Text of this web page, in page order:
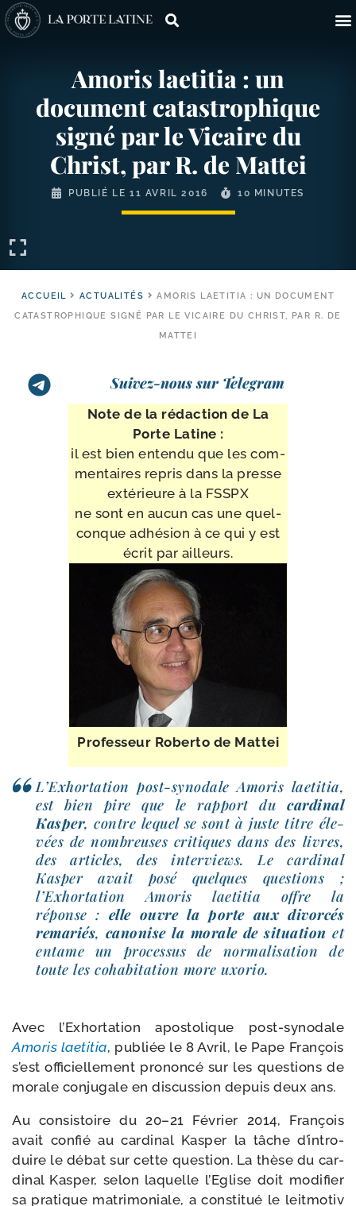
Amoris laetitia : un
document catastrophique
signé par le Vicaire du
Christ, par R. de Mattei
PUBLIÉ LE11 AVRIL 2016 10 MINUTES
ACCUEIL ACTUALITÉS
AMORIS LAETITIA : UN DOCUMENT
CATASTROPHIQUE SIGNÉ PAR LE VICAIRE DU CHRIST, PAR R. DE
MATTEI
Suivez-nous sur Telegram
Note de la rédac­tion de La
Porte Latine :
il est bien enten­du que les com­
men­taires repris dans la presse
exté­rieure à la FSSPX
ne sont en aucun cas une quel­
conque adhé­sion à ce qui y est
écrit par ailleurs.
Professeur Roberto de Mattei
L’Exhortation post-​synodale Amoris lae­ti­tia,
est bien pire que le rap­port du car­di­nal
Kasper, contre lequel se sont à juste titre éle­
vées de nom­breuses cri­tiques dans des livres,
des articles, des inter­views. Le car­di­nal
Kasper avait posé quelques ques­tions ;
l’Exhortation Amoris lae­ti­tia offre la
réponse : elle ouvre la porte aux divor­cés
rema­riés, cano­nise la morale de situa­tion et
entame un pro­ces­sus de nor­ma­li­sa­tion de
toute les coha­bi­ta­tion more uxorio.
Avec l’Exhortation apos­to­lique post-​synodale
Amoris lae­ti­tia, publiée le 8 Avril, le Pape François
s’est offi­ciel­le­ment pro­non­cé sur les ques­tions de
morale conju­gale en dis­cus­sion depuis deux ans.
Au consis­toire du 20–21 Février 2014, François
avait confié au car­di­nal Kasper la tâche d’in­tro­
duire le débat sur cette ques­tion. La thèse du car­
di­nal Kasper, selon laquelle l’Eglise doit modi­fier
sa pra­tique matri­mo­niale, a consti­tué le leit­mo­tiv